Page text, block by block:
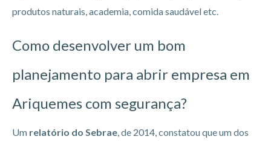
produtos naturais, academia, comida saudável etc.
Como desenvolver um bom
planejamento para abrir empresa em
Ariquemes com segurança?
Um relatório do Sebrae, de 2014, constatou que um dos